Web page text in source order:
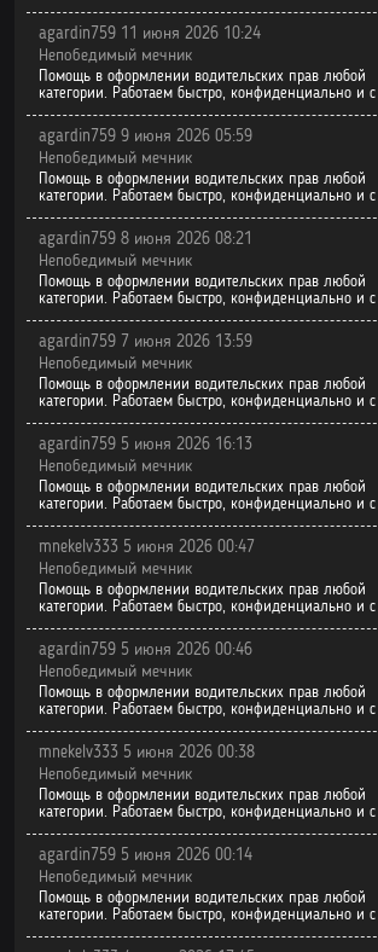
agardin759 11 июня 2026 10:24
Непобедимый мечник
Помощь в оформлении водительских прав любой
категории. Работаем быстро, конфиденциально и с
agardin759 9 июня 2026 05:59
Непобедимый мечник
Помощь в оформлении водительских прав любой
категории. Работаем быстро, конфиденциально и с
agardin759 8 июня 2026 08:21
Непобедимый мечник
Помощь в оформлении водительских прав любой
категории. Работаем быстро, конфиденциально и с
agardin759 7 июня 2026 13:59
Непобедимый мечник
Помощь в оформлении водительских прав любой
категории. Работаем быстро, конфиденциально и с
agardin759 5 июня 2026 16:13
Непобедимый мечник
Помощь в оформлении водительских прав любой
категории. Работаем быстро, конфиденциально и с
mnekelv333 5 июня 2026 00:47
Непобедимый мечник
Помощь в оформлении водительских прав любой
категории. Работаем быстро, конфиденциально и с
agardin759 5 июня 2026 00:46
Непобедимый мечник
Помощь в оформлении водительских прав любой
категории. Работаем быстро, конфиденциально и с
mnekelv333 5 июня 2026 00:38
Непобедимый мечник
Помощь в оформлении водительских прав любой
категории. Работаем быстро, конфиденциально и с
agardin759 5 июня 2026 00:14
Непобедимый мечник
Помощь в оформлении водительских прав любой
категории. Работаем быстро, конфиденциально и с